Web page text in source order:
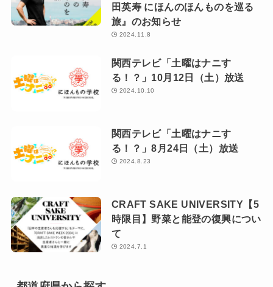
田英寿 にほんのほんものを巡る
旅』のお知らせ
2024.11.8
関西テレビ「土曜はナニす
る！？」10月12日（土）放送
2024.10.10
関西テレビ「土曜はナニす
る！？」8月24日（土）放送
2024.8.23
CRAFT SAKE UNIVERSITY【5
時限目】野菜と能登の復興につい
て
2024.7.1